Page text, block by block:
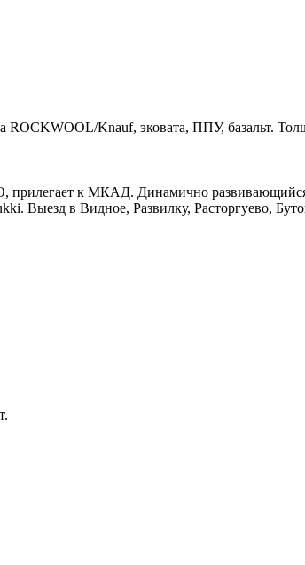
Knauf, эковата, ППУ, базальт.
к МКАД. Динамично развивающийся
Выезд в Видное, Развилку, Расторгуево,